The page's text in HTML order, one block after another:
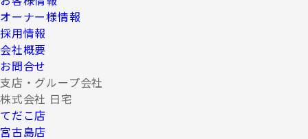
オーナー様情報
採用情報
会社概要
お問合せ
支店・グループ会社
株式会社 日宅
てだこ店
宮古島店